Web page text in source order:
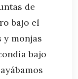
de
bajo el
monjas
bajo